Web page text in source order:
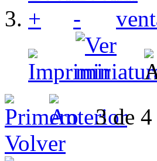
3 de 4
Volver